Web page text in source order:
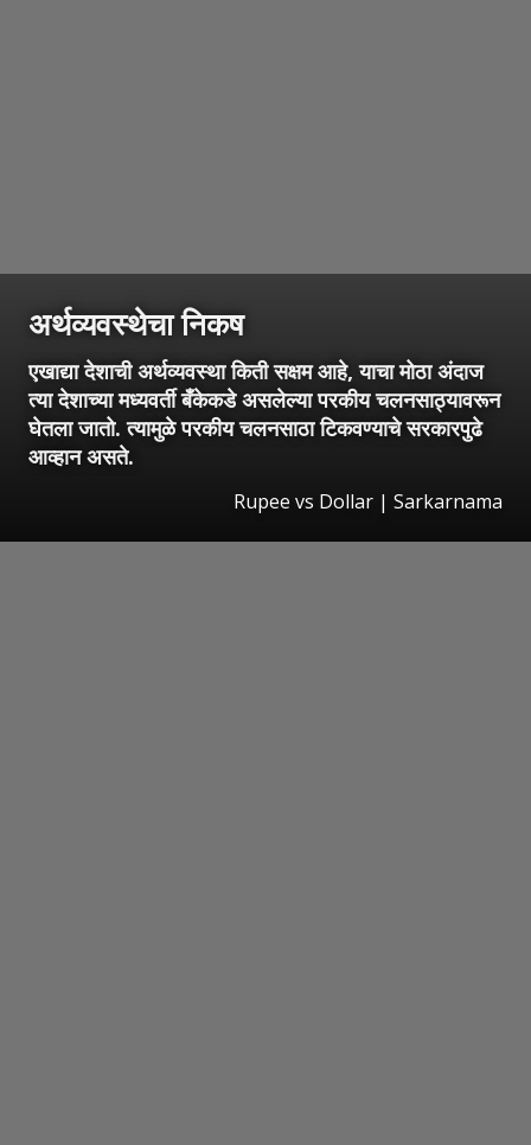
अर्थव्यवस्थेचा निकष
एखाद्या देशाची अर्थव्यवस्था किती सक्षम आहे, याचा मोठा अंदाज
त्या देशाच्या मध्यवर्ती बँकेकडे असलेल्या परकीय चलनसाठ्यावरून
घेतला जातो. त्यामुळे परकीय चलनसाठा टिकवण्याचे सरकारपुढे
आव्हान असते.
Rupee vs Dollar | Sarkarnama